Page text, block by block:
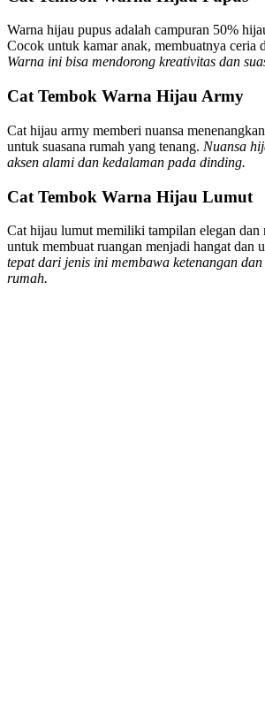
Warna hijau pupus adalah campuran 50%
Cocok untuk kamar anak, membuatnya ceria
Warna ini bisa mendorong kreativitas dan
Cat Tembok Warna Hijau Army
Cat hijau army memberi nuansa
untuk suasana rumah yang tenang. Nuansa
aksen alami dan kedalaman pada dinding.
Cat Tembok Warna Hijau Lumut
Cat hijau lumut memiliki tampilan elegan dan
untuk membuat ruangan menjadi hangat dan
tepat dari jenis ini membawa ketenangan
rumah.